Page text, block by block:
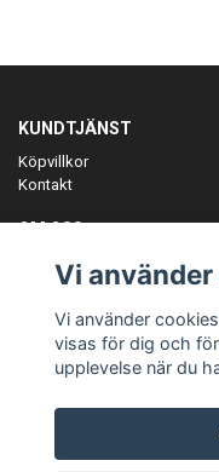
KUNDTJÄNST
Köpvillkor
Kontakt
OM OSS
ANMÄL DIG TILL VÅRT
Vi
Vi använder
visas för dig och
upplevelse när du